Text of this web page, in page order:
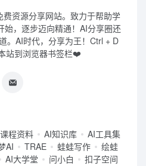
资源分享网站。致力于帮助学
始，逐步迈向精通！AI分享圈还
。AI时代，分享为王！Ctrl + D
站到浏览器书签栏❤️
课程资料 AI知识库
AI工具集
AI TRAE 蛙蛙写作
绘蛙
AI大学堂 问小白
扣子空间